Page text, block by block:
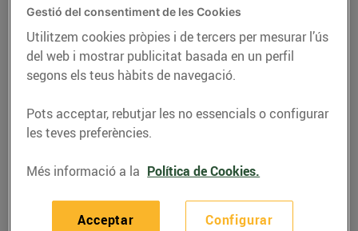
ACTUALITAT
Gestió del consentiment de les Cookies
Utilitzem cookies pròpies i de tercers per mesurar l’ús
del web i mostrar publicitat basada en un perfil
segons els teus hàbits de navegació.
Pots acceptar, rebutjar les no essencials o configurar
les teves preferències.
Més informació a la Política de Cookies.
Configurar
Acceptar